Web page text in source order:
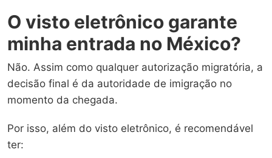
O visto eletrônico garante
minha entrada no México?
Não. Assim como qualquer autorização migratória, a
decisão final é da autoridade de imigração no
momento da chegada.
Por isso, além do visto eletrônico, é recomendável
ter: